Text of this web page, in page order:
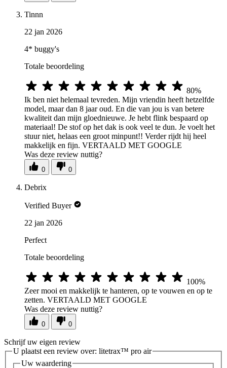
Tinnn
22 jan 2026
4* buggy's
Totale beoordeling
80%
Ik ben niet helemaal tevreden. Mijn vriendin heeft hetzelfde
model, maar dan 8 jaar oud. En die van jou is van betere
kwaliteit dan mijn gloednieuwe. Je hebt flink bespaard op
materiaal! De stof op het dak is ook veel te dun. Je voelt het
stuur niet, helaas een groot minpunt!! Verder rijdt hij heel
makkelijk en fijn. VERTAALD MET GOOGLE
Was deze review nuttig?
0 0
Debrix
Verified Buyer
22 jan 2026
Perfect
Totale beoordeling
100%
Zeer mooi en makkelijk te hanteren, op te vouwen en op te
zetten. VERTAALD MET GOOGLE
Was deze review nuttig?
0 0
Schrijf uw eigen review
U plaatst een review over: litetrax™ pro air
Uw waardering